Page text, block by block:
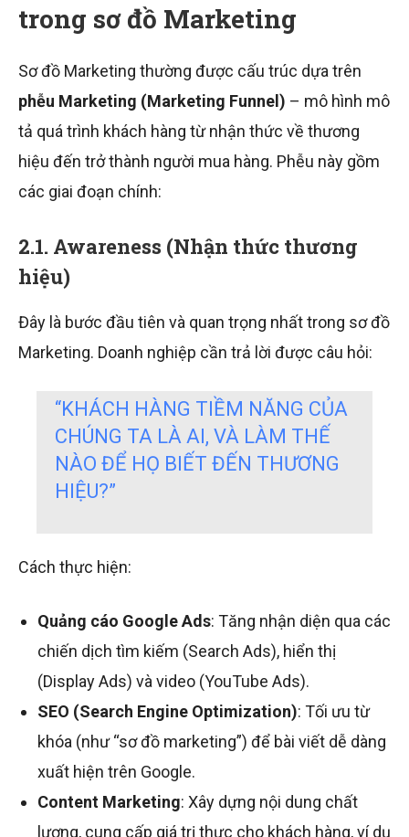
trong sơ đồ Marketing
Sơ đồ Marketing thường được cấu trúc dựa trên
phễu Marketing (Marketing Funnel) – mô hình mô
tả quá trình khách hàng từ nhận thức về thương
hiệu đến trở thành người mua hàng. Phễu này gồm
các giai đoạn chính:
2.1. Awareness (Nhận thức thương
hiệu)
Đây là bước đầu tiên và quan trọng nhất trong sơ đồ
Marketing. Doanh nghiệp cần trả lời được câu hỏi:
“KHÁCH HÀNG TIỀM NĂNG CỦA
CHÚNG TA LÀ AI, VÀ LÀM THẾ
NÀO ĐỂ HỌ BIẾT ĐẾN THƯƠNG
HIỆU?”
Cách thực hiện:
Quảng cáo Google Ads: Tăng nhận diện qua các
chiến dịch tìm kiếm (Search Ads), hiển thị
(Display Ads) và video (YouTube Ads).
SEO (Search Engine Optimization): Tối ưu từ
khóa (như “sơ đồ marketing”) để bài viết dễ dàng
xuất hiện trên Google.
Content Marketing: Xây dựng nội dung chất
lượng, cung cấp giá trị thực cho khách hàng, ví dụ